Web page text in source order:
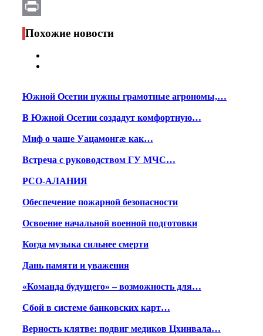
Email
Print
Похожие новости
Южной Осетии нужны грамотные агрономы,…
В Южной Осетии создадут комфортную…
Миф о чаше Уацамонгæ как…
Встреча с руководством ГУ МЧС…
РСО-АЛАНИЯ
Обеспечение пожарной безопасности
Освоение начальной военной подготовки
Когда музыка сильнее смерти
Дань памяти и уважения
«Команда будущего» – возможность для…
Сбой в системе банковских карт…
Верность клятве: подвиг медиков Цхинвала…